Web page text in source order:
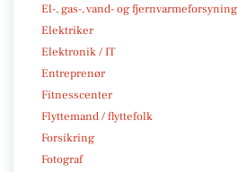
El-, gas-, vand- og fjernvarmeforsyning
Elektriker
Elektronik / IT
Entreprenør
Fitnesscenter
Flyttemand / flyttefolk
Forsikring
Fotograf